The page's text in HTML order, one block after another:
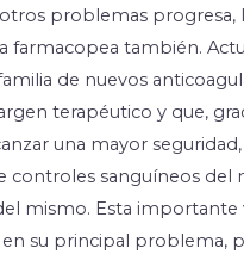
problemas progresa,
farmacopea también.
de nuevos
terapéutico y que,
una mayor
controles sanguíneos del
mismo. Esta importante
su principal problema,